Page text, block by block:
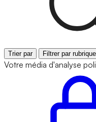
Trier par Filtrer par rubrique
Votre média d'analyse